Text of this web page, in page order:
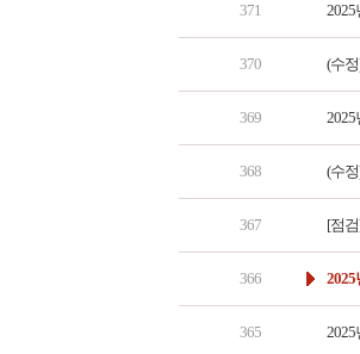
371 2025
370 (수
369 2025
368 (수
367 [점
366 2025
365 2025